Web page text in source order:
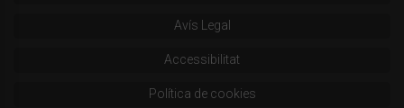
Avís Legal
Accessibilitat
Política de cookies